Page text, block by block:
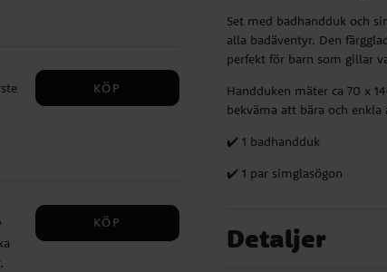
KÖP
KÖP
Set med badhandduk och
alla badäventyr. Den
perfekt för barn som gillar
Handduken mäter ca 70 x
bekväma att bära och
✔️ 1 badhandduk
✔️ 1 par simglasögon
Detaljer